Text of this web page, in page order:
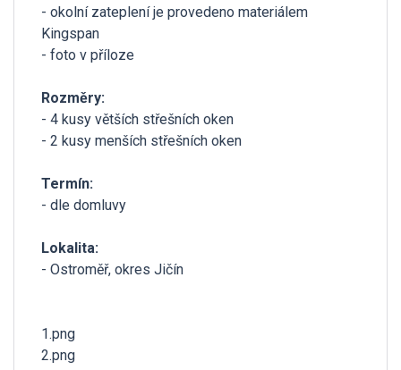
- okolní zateplení je provedeno materiálem
Kingspan
- foto v příloze
Rozměry:
- 4 kusy větších střešních oken
- 2 kusy menších střešních oken
Termín:
- dle domluvy
Lokalita:
- Ostroměř, okres Jičín
1.png
2.png